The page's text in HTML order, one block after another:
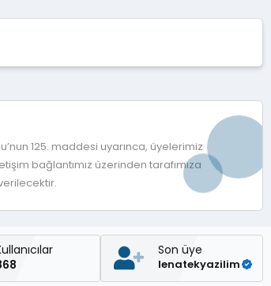
125. maddesi uyarınca, üyelerimiz
bağlantımız üzerinden tarafımıza
Son üye
lenatekyazilim